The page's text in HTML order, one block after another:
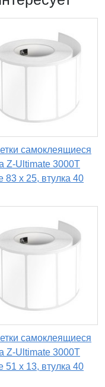
самоклеящиеся
Z-Ultimate 3000T
83 x 25, втулка 40
самоклеящиеся
Z-Ultimate 3000T
51 x 13, втулка 40